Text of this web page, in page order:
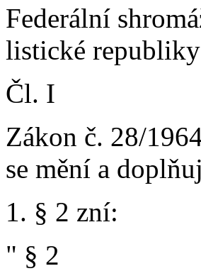
Federální
listické republiky
Čl. I
Zákon č. 28/
se mění a
1. § 2 zní:
" § 2